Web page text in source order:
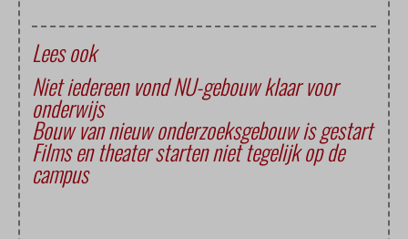
Lees ook
Niet iedereen vond NU-gebouw klaar voor
onderwijs
Bouw van nieuw onderzoeksgebouw is gestart
Films en theater starten niet tegelijk op de
campus